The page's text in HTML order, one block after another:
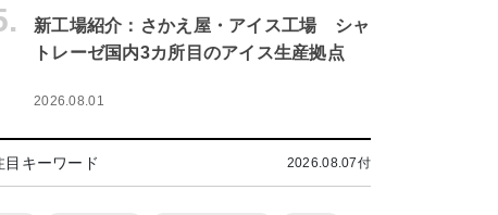
新工場紹介：さかえ屋・アイス工場 シャ
トレーゼ国内3カ所目のアイス生産拠点
2026.08.01
目キーワード 2026.08.07付